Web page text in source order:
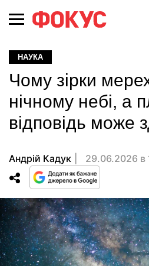
НАУКА
Чому зірки
нічному небі, а
відповідь може
Андрій Кадук 29.06.2026 в